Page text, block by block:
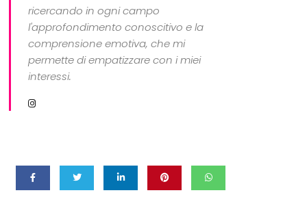
ricercando in ogni campo
l'approfondimento conoscitivo e la
comprensione emotiva, che mi
permette di empatizzare con i miei
interessi.